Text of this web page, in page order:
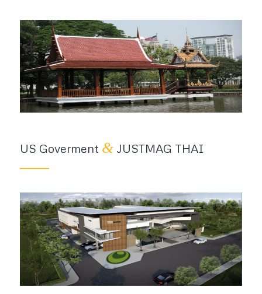
US Goverment &JUSTMAG THAI